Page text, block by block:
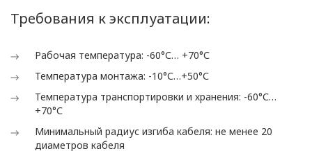
Требования к эксплуатации:
Рабочая температура: -60°С… +70°С
Температура монтажа: -10°С…+50°С
Температура транспортировки и хранения: -60°С…
+70°С
Минимальный радиус изгиба кабеля: не менее 20
диаметров кабеля
в ООО
(далее – Политика)
определяет
условия обработки
персональных данных,
требования к защите